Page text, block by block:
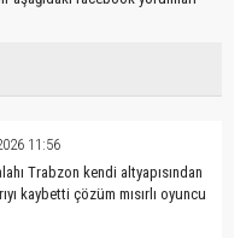
11:56
Trabzon kendi altyapısından
kaybetti çözüm mısırlı oyuncu